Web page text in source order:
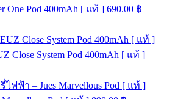
One Pod 400mAh [ แท้ ] 690.00 ฿
Close System Pod 400mAh [ แท้ ]